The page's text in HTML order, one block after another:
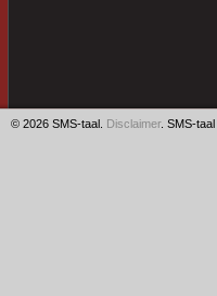
© 2026 SMS-taal. Disclaimer. SMS-